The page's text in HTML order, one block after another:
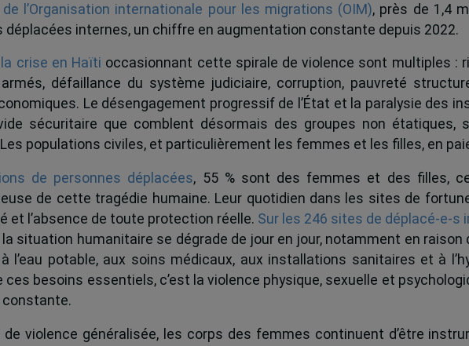
l’Organisation internationale pour les migrations (OIM), près de 1,4
déplacées internes, un chiffre en augmentation constante depuis 2022.
crise en Haïti occasionnant cette spirale de violence sont multiples :
défaillance du système judiciaire, corruption, pauvreté
Le désengagement progressif de l’État et la paralysie des
sécuritaire que comblent désormais des groupes non étatiques,
populations civiles, et particulièrement les femmes et les filles, en
de personnes déplacées, 55 % sont des femmes et des filles,
de cette tragédie humaine. Leur quotidien dans les sites de
et l’absence de toute protection réelle. Sur les 246 sites de déplacé-e-s
situation humanitaire se dégrade de jour en jour, notamment en raison
l’eau potable, aux soins médicaux, aux installations sanitaires et à
ces besoins essentiels, c’est la violence physique, sexuelle et
constante.
de violence généralisée, les corps des femmes continuent d’être